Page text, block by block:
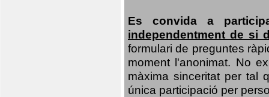
Es convida a
independentment de si
formulari de preguntes
moment l'anonimat. No
màxima sinceritat per tal
única participació per